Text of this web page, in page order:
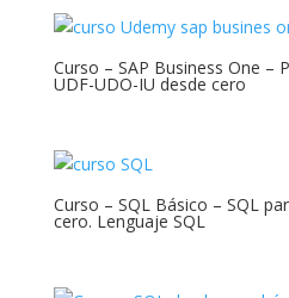
Curso – SAP Business One –
UDF-UDO-IU desde cero
Curso – SQL Básico – SQL
cero. Lenguaje SQL